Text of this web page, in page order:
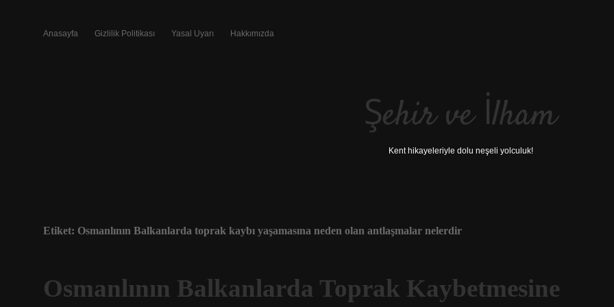
Anasayfa Gizlilik Politikası Yasal Uyarı Hakkımızda
Şehir ve İlham
Kent hikayeleriyle dolu neşeli yolculuk!
Etiket: Osmanlının Balkanlarda toprak kaybı yaşamasına neden olan antlaşmalar nelerdir
Osmanlının Balkanlarda Toprak Kaybetmesine